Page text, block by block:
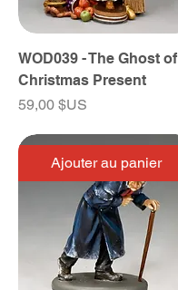
WOD039 - The Ghost of
Christmas Present
Prix
59,00 $US
Ajouter au panier